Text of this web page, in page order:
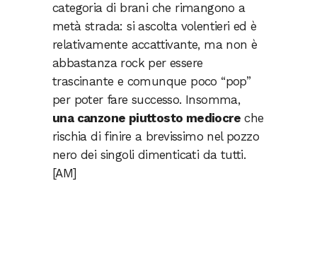
categoria di brani che rimangono a
metà strada: si ascolta volentieri ed è
relativamente accattivante, ma non è
abbastanza rock per essere
trascinante e comunque poco “pop”
per poter fare successo. Insomma,
una canzone piuttosto mediocre che
rischia di finire a brevissimo nel pozzo
nero dei singoli dimenticati da tutti.
[AM]